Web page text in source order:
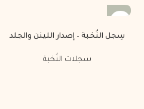
سِجل النُخبة – إصدار اللينن والجلد
سجلات النُخبة